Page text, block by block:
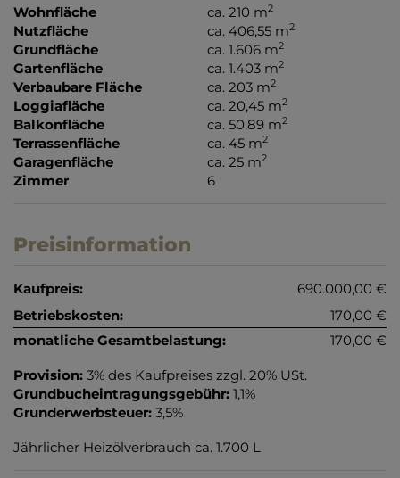
Wohnfläche ca. 210 m2
Nutzfläche ca. 406,55 m2
Grundfläche ca. 1.606 m2
Gartenfläche ca. 1.403 m2
Verbaubare Fläche ca. 203 m2
Loggiafläche ca. 20,45 m2
Balkonfläche ca. 50,89 m2
Terrassenfläche ca. 45 m2
Garagenfläche ca. 25 m2
Zimmer 6
Preisinformation
Kaufpreis:
690.000,00 €
Betriebskosten:
170,00 €
monatliche Gesamtbelastung:
170,00 €
Provision: 3% des Kaufpreises zzgl. 20% USt.
Grundbucheintragungsgebühr: 1,1%
Grunderwerbsteuer: 3,5%
Jährlicher Heizölverbrauch ca. 1.700 L